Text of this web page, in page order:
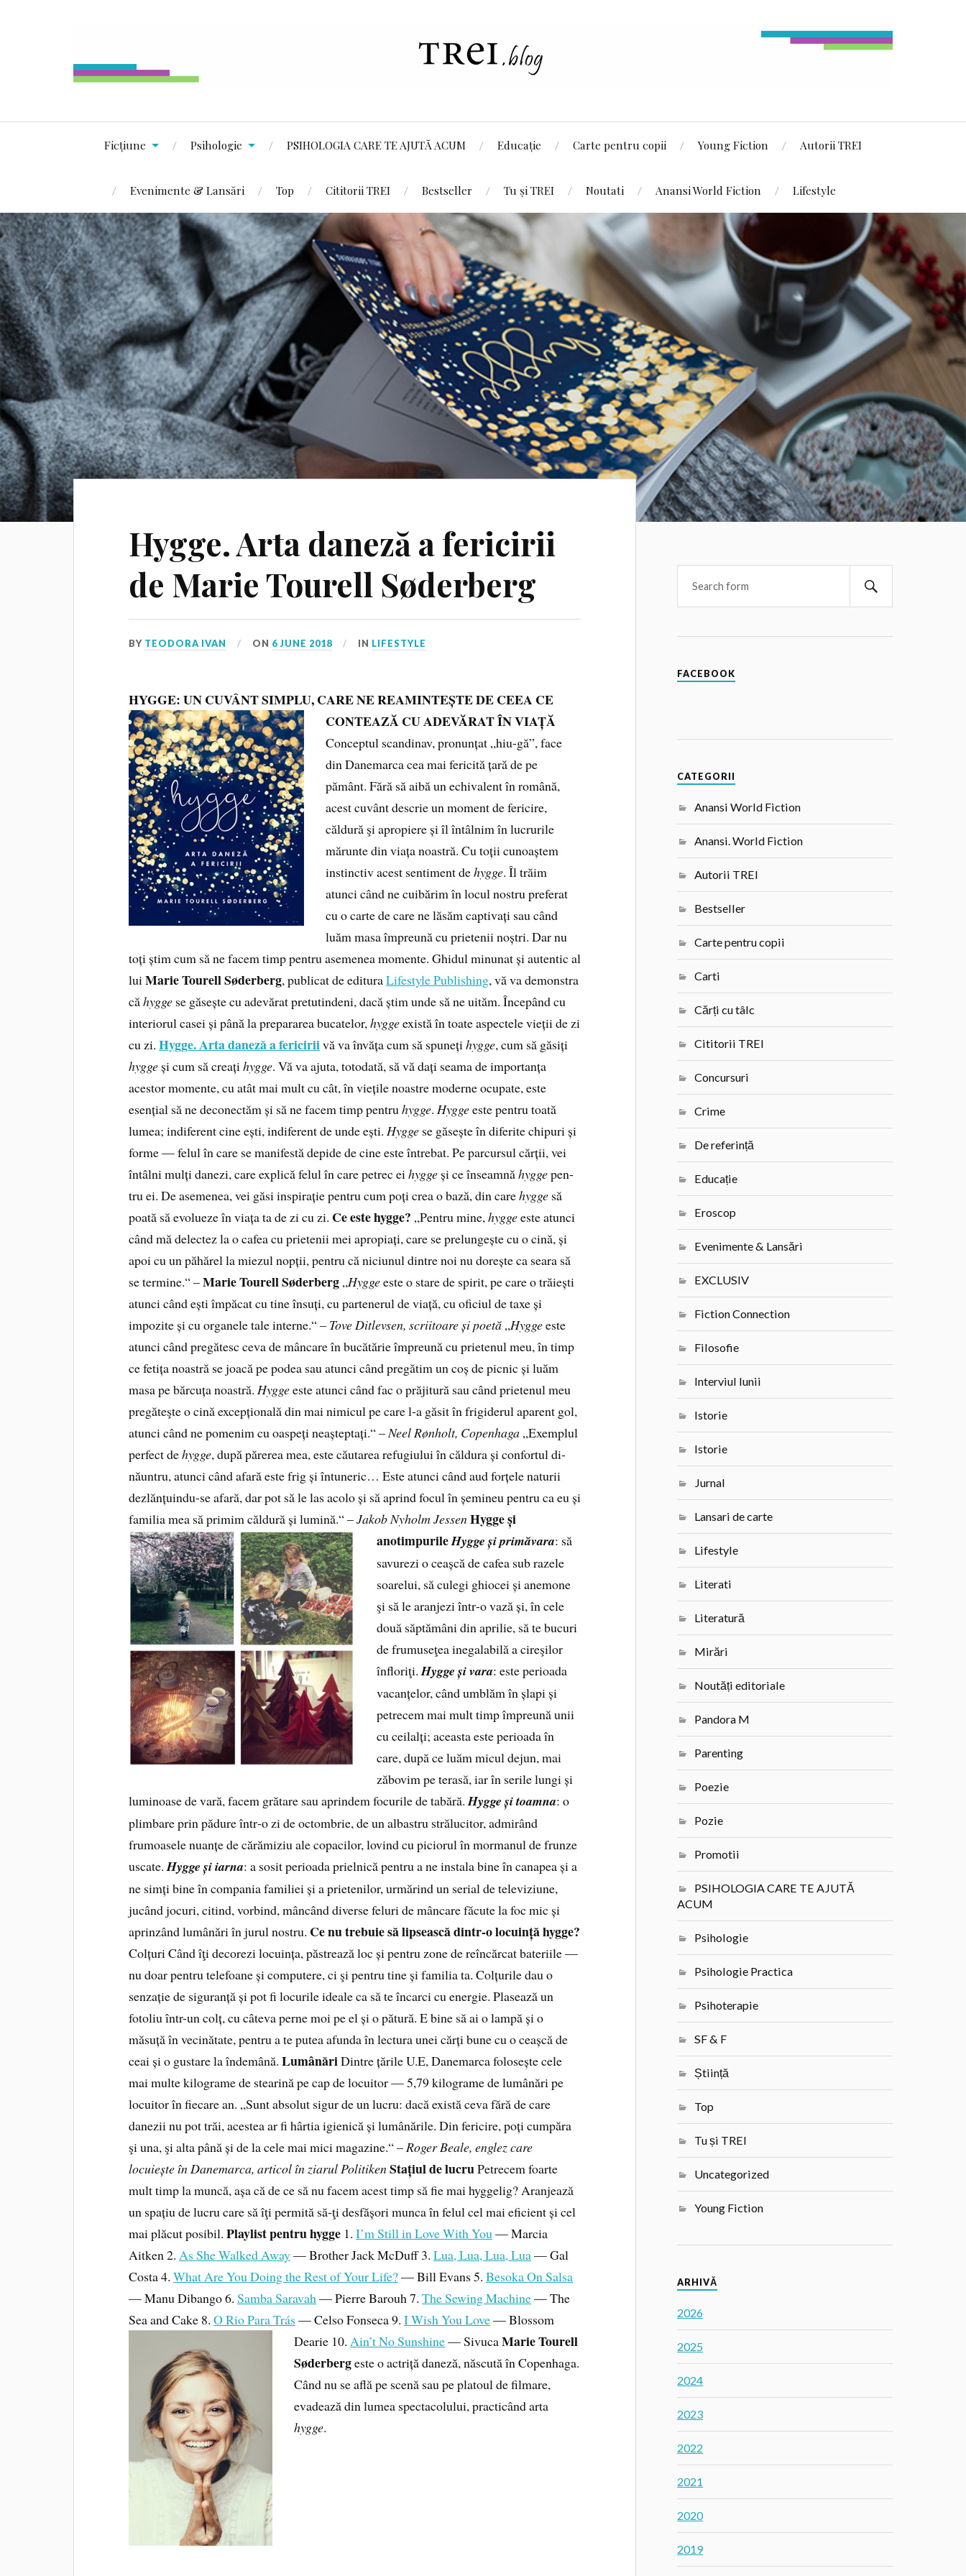
Ficțiune Psihologie PSIHOLOGIA CARE TE AJUTĂ ACUM Educație Carte pentru copii Young Fiction Autorii TREI
Evenimente & Lansări Top Cititorii TREI Bestseller Tu și TREI Noutati Anansi World Fiction Lifestyle
Hygge. Arta daneză a fericirii
de Marie Tourell Søderberg
BY TEODORA IVAN ON 6 JUNE 2018 IN LIFESTYLE
HYGGE: UN CUVÂNT SIMPLU, CARE NE REAMINTEȘTE DE CEEA CE
CONTEAZĂ CU ADEVĂRAT ÎN VIAȚĂ
Conceptul scandinav, pronunțat „hiu-gă”, face
din Danemarca cea mai fericită țară de pe
pământ. Fără să aibă un echivalent în română,
acest cuvânt descrie un moment de fericire,
căldură şi apropiere și îl întâlnim în lucrurile
mărunte din viața noastră. Cu toții cunoaștem
instinctiv acest sentiment dehygge. Îl trăim
atunci când ne cuibărim în locul nostru preferat
cu o carte de care ne lăsăm captivați sau când
luăm masa împreună cu prietenii noștri. Dar nu
toți știm cum să ne facem timp pentru asemenea momente. Ghidul minunat și autentic al
luiMarie Tourell Søderberg, publicat de edituraLifestyle Publishing, vă va demonstra
căhygge se găsește cu adevărat pretutindeni, dacă știm unde să ne uităm. Începând cu
interiorul casei și până la prepararea bucatelor,hyggeexistă în toate aspectele vieții de zi
cu zi.Hygge. Arta daneză a fericiriivă va învăța cum să spunețihygge, cum să găsiți
hygge și cum să creațihygge. Vă va ajuta, totodată, să vă dați seama de importanța
acestor momente, cu atât mai mult cu cât, în viețile noastre moderne ocupate, este
esențial să ne deconectăm și să ne facem timp pentruhygge.Hyggeeste pentru toată
lumea; indiferent cine ești, indiferent de unde ești.Hygge se găsește în diferite chipuri și
forme — fe­lul în care se manifestă depide de cine este întrebat. Pe parcursul cărții, vei
întâlni mulți danezi, care explică felul în care petrec eihygge și ce înseamnăhyggepen­
tru ei. De asemenea, vei găsi inspirație pentru cum poți crea o bază, din carehygge să
poată să evolueze în viața ta de zi cu zi. Ce este hygge? „Pentru mine,hyggeeste atunci
când mă delectez la o cafea cu prietenii mei apropiați, care se prelungește cu o cină, și
apoi cu un păhărel la miezul nopții, pentru că niciunul dintre noi nu dorește ca seara să
se termine.“ –Marie Tourell Søderberg „Hyggeeste o stare de spirit, pe care o trăiești
atunci când ești împăcat cu tine însuți, cu partenerul de viață, cu oficiul de taxe și
impozite și cu organele tale interne.“ – Tove Ditlevsen, scriitoare și poetă „Hyggeeste
atunci când pregătesc ceva de mâncare în bucătărie împreună cu prietenul meu, în timp
ce fetița noastră se joacă pe podea sau atunci când pre­gătim un coș de picnic și luăm
masa pe bărcuța noas­tră.Hyggeeste atunci când fac o prăjitură sau când prietenul meu
pregăteşte o cină excepțională din mai nimicul pe care l‑a găsit în frigiderul aparent gol,
atunci când ne pomenim cu oaspeți neașteptați.“ –Neel Rønholt, Copenhaga „Exemplul
perfect dehygge, după părerea mea, este căutarea refugiului în căldura și confortul di­
năuntru, atunci când afară este frig și întuneric… Este atunci când aud forțele naturii
dezlănțuindu‑se afară, dar pot să le las acolo și să aprind focul în șemineu pentru ca eu și
familia mea să primim căldură și lumină.“ –Jakob Nyholm JessenHygge și
anotimpurileHygge și primăvara: să
savurezi o ceașcă de cafea sub razele
soarelui, să culegi ghiocei și anemone
şi să le aranjezi într‑o vază și, în cele
două săptămâni din aprilie, să te bucuri
de frumuseţea inegalabilă a cireşilor
înfloriţi.Hygge și vara: este perioada
vacanțelor, când umblăm în șlapi și
petrecem mai mult timp împreună unii
cu ceilalți; aceasta este perioada în
care, după ce luăm micul de­jun, mai
zăbovim pe terasă, iar în serile lungi și
lumi­noase de vară, facem grătare sau aprindem focurile de tabără.Hygge și toamna: o
plimbare prin pădure într‑o zi de octombrie, de un al­bastru strălucitor, admirând
frumoasele nuanțe de că­rămiziu ale copacilor, lovind cu piciorul în mormanul de frunze
uscate.Hygge și iarna: a sosit perioada prielnică pentru a ne instala bine în ca­napea și a
ne simți bine în compania familiei și a priete­nilor, urmărind un serial de televiziune,
jucând jocuri, citind, vorbind, mâncând diverse feluri de mâncare fă­cute la foc mic și
aprinzând lumânări în jurul nostru. Ce nu trebuie să lipsească dintr-o locuință hygge?
Colțuri Când îţi decorezi locuința, păstrează loc și pentru zone de reîncărcat bateriile —
nu doar pentru telefoane și computere, ci şi pentru tine și familia ta. Colțurile dau o
senzație de siguranță și pot fi locurile ideale ca să te încarci cu energie. Plasează un
fotoliu într-un colț, cu câteva perne moi pe el și o pătură. E bine să ai o lampă și o
măsuță în vecinătate, pentru a te putea afunda în lectura unei cărți bune cu o ceașcă de
ceai și o gustare la îndemână.LumânăriDintre țările U.E, Danemarca folosește cele
mai multe kilograme de stearină pe cap de locuitor — 5,79 kilo­grame de lumânări pe
locuitor în fiecare an. „Sunt absolut sigur de un lucru: dacă există ceva fără de care
danezii nu pot trăi, acestea ar fi hârtia igienică și lumânările. Din fericire, poți cumpăra
şi una, şi alta până și de la cele mai mici magazine.“ –Roger Beale, englez care
locuiește în Danemarca, articol în ziarul PolitikenStațiul de lucruPetrecem foarte
mult timp la muncă, așa că de ce să nu facem acest timp să fie mai hyggelig? Aranjează
un spațiu de lucru care să îţi permită să‑ţi desfășori munca în felul cel mai eficient și cel
mai plăcut posibil.Playlist pentru hygge 1.I’m Still in Love With You— Marcia
Aitken 2.As She Walked Away— Brother Jack McDuff 3.Lua, Lua, Lua, Lua— Gal
Costa 4.What Are You Doing the Rest of Your Life?— Bill Evans 5.Besoka On Salsa
— Manu Dibango 6.Samba Saravah— Pierre Barouh 7.The Sewing Machine— The
Sea and Cake 8.O Rio Para Trás — Celso Fonseca 9.I Wish You Love— Blossom
Dearie 10.Ain’t No Sunshine— SivucaMarie Tourell
Søderbergeste o actriță daneză, născută în Copenhaga.
Când nu se află pe scenă sau pe platoul de filmare,
evadează din lumea spectacolului, practicând arta
hygge.
FACEBOOK
CATEGORII
Anansi World Fiction
Anansi. World Fiction
Autorii TREI
Bestseller
Carte pentru copii
Carti
Cărți cu tâlc
Cititorii TREI
Concursuri
Crime
De referință
Educație
Eroscop
Evenimente & Lansări
EXCLUSIV
Fiction Connection
Filosofie
Interviul lunii
Istorie
Istorie
Jurnal
Lansari de carte
Lifestyle
Literati
Literatură
Mirări
Noutăți editoriale
Pandora M
Parenting
Poezie
Pozie
Promotii
PSIHOLOGIA CARE TE AJUTĂ
ACUM
Psihologie
Psihologie Practica
Psihoterapie
SF & F
Știință
Top
Tu și TREI
Uncategorized
Young Fiction
ARHIVĂ
2026
2025
2024
2023
2022
2021
2020
2019